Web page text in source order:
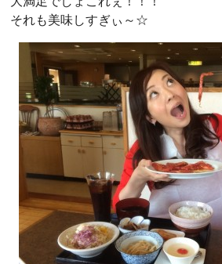
それも美味しすぎぃ～☆